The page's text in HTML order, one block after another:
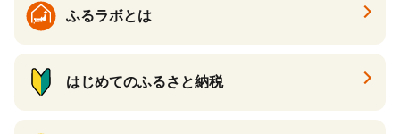
ふるラボとは
はじめてのふるさと納税